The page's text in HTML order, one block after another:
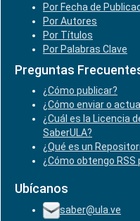
Por Fecha de
Por Autores
Por Títulos
Por Palabras Clave
Preguntas
¿Cómo publicar?
¿Cómo enviar o
¿Cuál es la Licencia
SaberULA?
¿Qué es un
¿Cómo obtengo
Ubícanos
saber@ula.ve